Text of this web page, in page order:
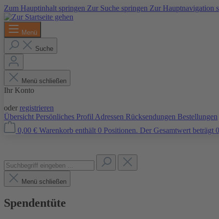
Zum Hauptinhalt springen Zur Suche springen Zur Hauptnavigation
Menü
Suche
Menü schließen
Ihr Konto
oder registrieren
Übersicht Persönliches Profil Adressen Rücksendungen Bestellungen
0,00 € Warenkorb enthält 0 Positionen. Der Gesamtwert beträgt
Menü schließen
Spendentüte